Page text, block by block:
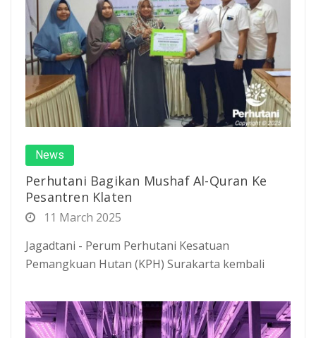
News
Perhutani Bagikan Mushaf Al-Quran Ke
Pesantren Klaten
11 March 2025
Jagadtani - Perum Perhutani Kesatuan
Pemangkuan Hutan (KPH) Surakarta kembali